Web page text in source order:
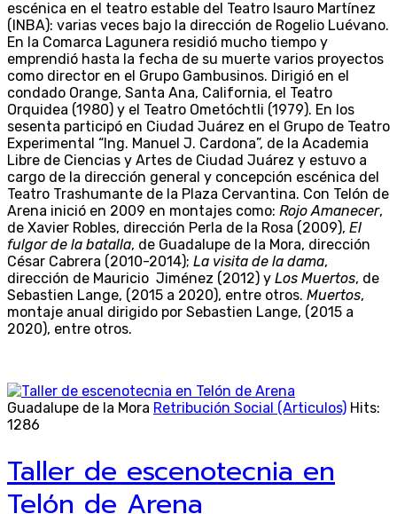
escénica en el teatro estable del Teatro Isauro Martínez
(INBA): varias veces bajo la dirección de Rogelio Luévano.
En la Comarca Lagunera residió mucho tiempo y
emprendió hasta la fecha de su muerte varios proyectos
como director en el Grupo Gambusinos. Dirigió en el
condado Orange, Santa Ana, California, el Teatro
Orquidea (1980) y el Teatro Ometóchtli (1979). En los
sesenta participó en Ciudad Juárez en el Grupo de Teatro
Experimental “Ing. Manuel J. Cardona”, de la Academia
Libre de Ciencias y Artes de Ciudad Juárez y estuvo a
cargo de la dirección general y concepción escénica del
Teatro Trashumante de la Plaza Cervantina. Con Telón de
Arena inició en 2009 en montajes como: Rojo Amanecer,
de Xavier Robles, dirección Perla de la Rosa (2009), El
fulgor de la batalla, de Guadalupe de la Mora, dirección
César Cabrera (2010-2014); La visita de la dama,
dirección de Mauricio Jiménez (2012) y Los Muertos, de
Sebastien Lange, (2015 a 2020), entre otros. Muertos,
montaje anual dirigido por Sebastien Lange, (2015 a
2020), entre otros.
Guadalupe de la Mora Retribución Social (Articulos) Hits:
1286
Taller de escenotecnia en
Telón de Arena